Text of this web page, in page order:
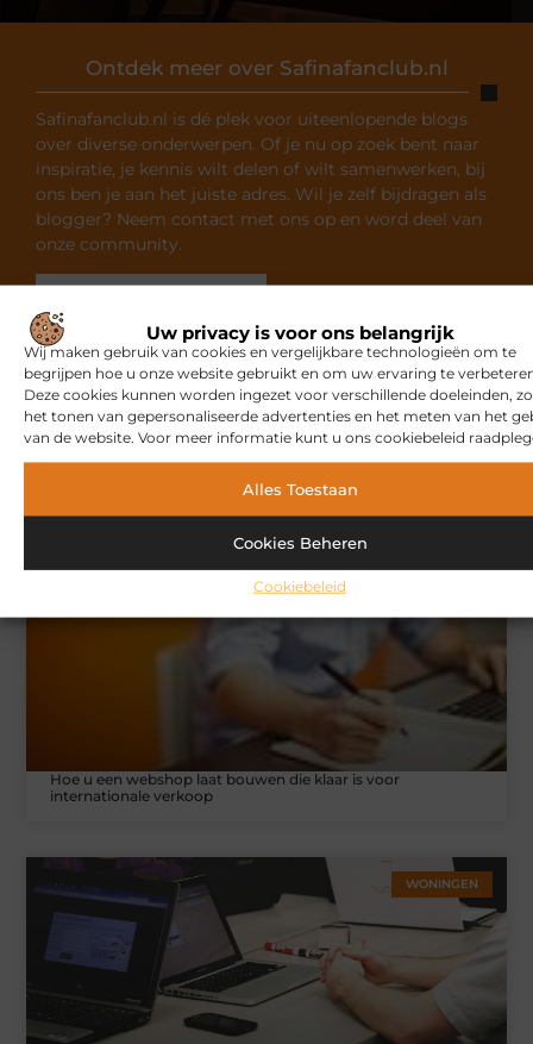
Uw privacy is voor ons belangrijk
Wij maken gebruik van cookies en vergelijkbare technologieën om te
begrijpen hoe u onze website gebruikt en om uw ervaring te
Deze cookies kunnen worden ingezet voor verschillende doeleinden,
het tonen van gepersonaliseerde advertenties en het meten van het
van de website. Voor meer informatie kunt u ons cookiebeleid
Alles Toestaan
Cookies Beheren
Cookiebeleid
Ontdek meer over Safinafanclub.nl
Safinafanclub.nl is dé plek voor uiteenlopende blogs
over diverse onderwerpen. Of je nu op zoek bent naar
inspiratie, je kennis wilt delen of wilt samenwerken, bij
ons ben je aan het juiste adres. Wil je zelf bijdragen als
blogger? Neem contact met ons op en word deel van
onze community.
Gerelateerde artikelendie u
mogelijk interesseren
Hoe u een webshop laat bouwen die klaar is voor
internationale verkoop
WONINGEN